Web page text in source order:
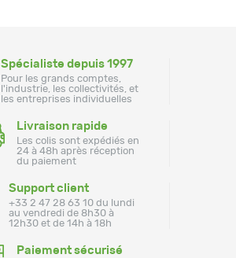
Spécialiste depuis 1997
Pour les grands comptes,
l'industrie, les collectivités, et
les entreprises individuelles
Livraison rapide
Les colis sont expédiés en
24 à 48h après réception
du paiement
Support client
+33 2 47 28 63 10 du lundi
au vendredi de 8h30 à
12h30 et de 14h à 18h
Paiement sécurisé